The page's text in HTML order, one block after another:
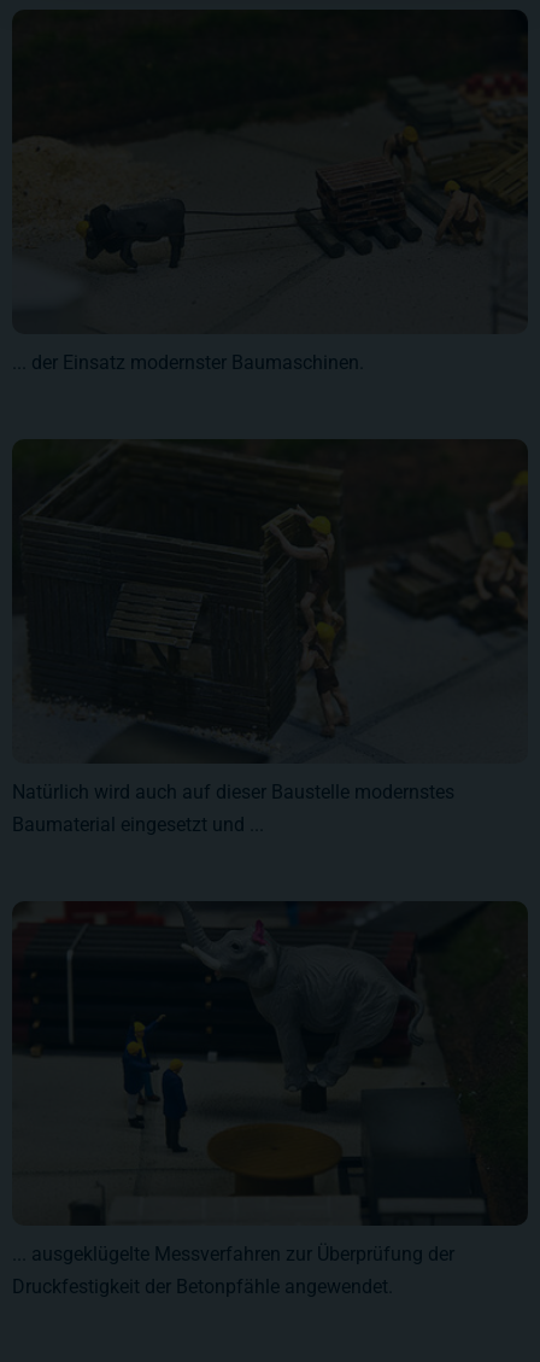
... der Einsatz modernster Baumaschinen.
Natürlich wird auch auf dieser Baustelle modernstes
Baumaterial eingesetzt und ...
... ausgeklügelte Messverfahren zur Überprüfung der
Druckfestigkeit der Betonpfähle angewendet.